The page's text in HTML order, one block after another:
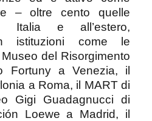
– oltre cento quelle
Italia e all’estero,
istituzioni come le
del Risorgimento
Fortuny a Venezia, il
a Roma, il MART di
Gigi Guadagnucci di
Loewe a Madrid, il